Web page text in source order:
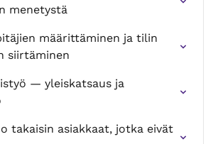
menetystä
määrittäminen ja tilin
siirtäminen
— yleiskatsaus ja
takaisin asiakkaat, jotka eivät